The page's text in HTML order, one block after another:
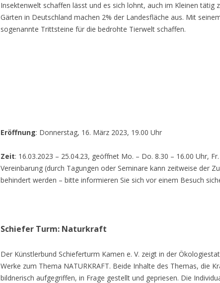
Insektenwelt schaffen lässt und es sich lohnt, auch im Kleinen tätig
Gärten in Deutschland machen 2% der Landesfläche aus. Mit
sogenannte Trittsteine für die bedrohte Tierwelt schaffen.
Eröffnung: Donnerstag, 16. März 2023, 19.00 Uhr
Zeit: 16.03.2023 – 25.04.23, geöffnet Mo. – Do. 8.30 – 16.00 Uhr,
Vereinbarung (durch Tagungen oder Seminare kann zeitweise der
behindert werden – bitte informieren Sie sich vor einem Besuch
Schiefer Turm: Naturkraft
Der Künstlerbund Schieferturm Kamen e. V. zeigt in der
Werke zum Thema NATURKRAFT. Beide Inhalte des Themas, die
bildnerisch aufgegriffen, in Frage gestellt und gepriesen. Die